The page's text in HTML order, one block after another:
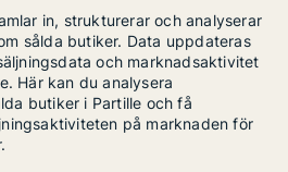
in, strukturerar och analyserar
sålda butiker. Data uppdateras
och marknadsaktivitet
Här kan du analysera
butiker i Partille och få
på marknaden för